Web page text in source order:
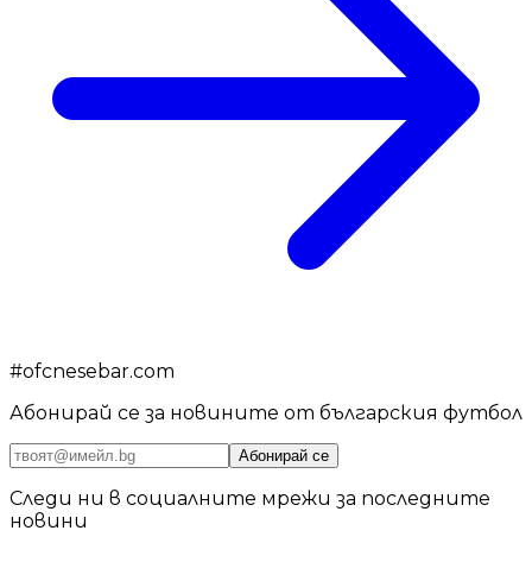
#ofcnesebar.com
Абонирай се за новините от българския футбол
Абонирай се
Следи ни в социалните мрежи за последните
новини